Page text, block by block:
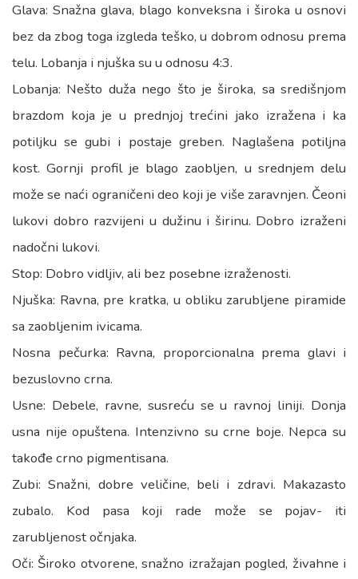
Glava: Snažna glava, blago konveksna i široka u osnovi
bez da zbog toga izgleda teško, u dobrom odnosu prema
telu. Lobanja i njuška su u odnosu 4:3.
Lobanja: Nešto duža nego što je široka, sa središnjom
brazdom koja je u prednjoj trećini jako izražena i ka
potiljku se gubi i postaje greben. Naglašena potiljna
kost. Gornji profil je blago zaobljen, u srednjem delu
može se naći ograničeni deo koji je više zaravnjen. Čeoni
lukovi dobro razvijeni u dužinu i širinu. Dobro izraženi
nadočni lukovi.
Stop: Dobro vidljiv, ali bez posebne izraženosti.
Njuška: Ravna, pre kratka, u obliku zarubljene piramide
sa zaobljenim ivicama.
Nosna pečurka: Ravna, proporcionalna prema glavi i
bezuslovno crna.
Usne: Debele, ravne, susreću se u ravnoj liniji. Donja
usna nije opuštena. Intenzivno su crne boje. Nepca su
takođe crno pigmentisana.
Zubi: Snažni, dobre veličine, beli i zdravi. Makazasto
zubalo. Kod pasa koji rade može se pojav- iti
zarubljenost očnjaka.
Oči: Široko otvorene, snažno izražajan pogled, živahne i